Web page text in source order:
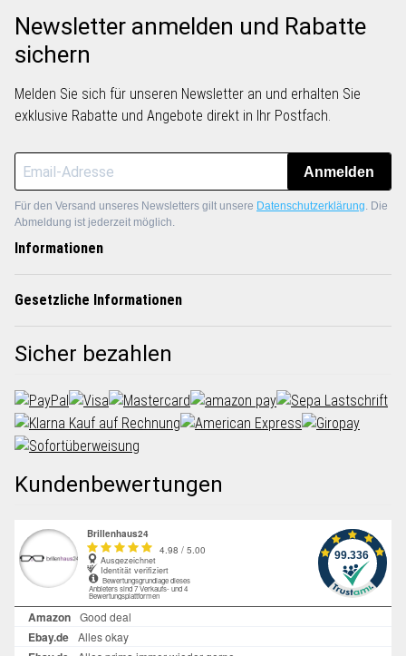
Newsletter anmelden und Rabatte
sichern
Melden Sie sich für unseren Newsletter an und erhalten Sie
exklusive Rabatte und Angebote direkt in Ihr Postfach.
Anmelden
Für den Versand unseres Newsletters gilt unsere Datenschutzerklärung. Die
Abmeldung ist jederzeit möglich.
Informationen
Gesetzliche Informationen
Sicher bezahlen
Kundenbewertungen